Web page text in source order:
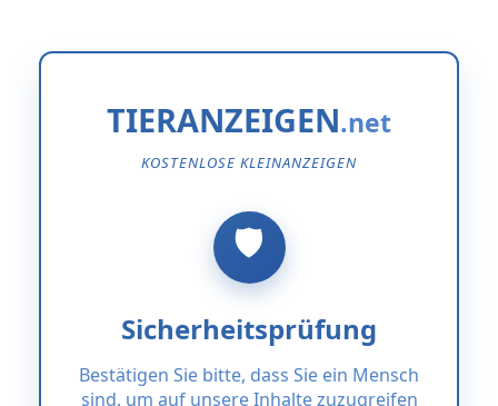
TIERANZEIGEN
KOSTENLOSE KLEINANZEIGEN
Sicherheitsprüfung
Bestätigen Sie bitte, dass Sie ein Mensch
sind, um auf unsere Inhalte zuzugreifen